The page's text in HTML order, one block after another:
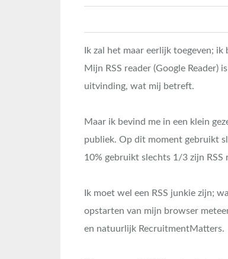
Ik zal het maar eerlijk toegeven; ik
Mijn RSS reader (Google Reader)
uitvinding, wat mij betreft.
Maar ik bevind me in een klein
publiek. Op dit moment gebruikt
10% gebruikt slechts 1/3 zijn RSS
Ik moet wel een RSS junkie zijn;
opstarten van mijn browser
en natuurlijk RecruitmentMatters.